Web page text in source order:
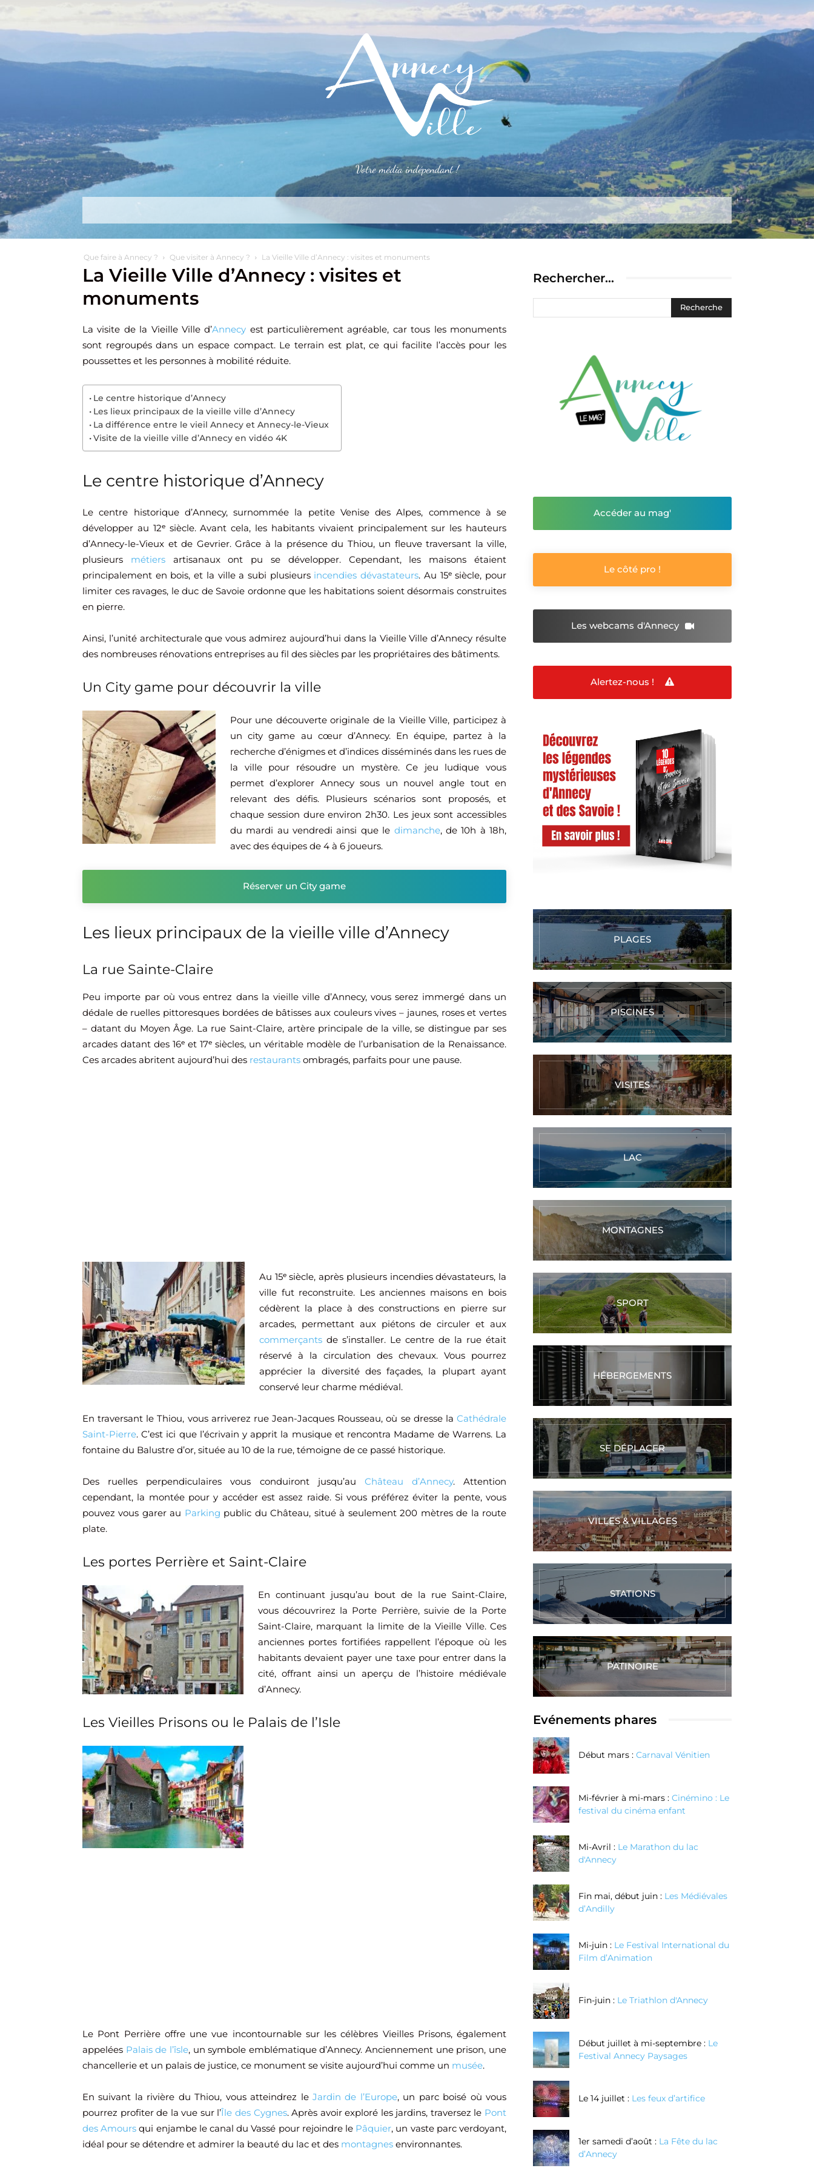
Votre média indépendant !
Alertez-nous Plus
Que faire à Annecy ? Que visiter à Annecy ? La Vieille Ville d’Annecy : visites et monuments
La Vieille Ville d’Annecy : visites et
monuments
La visite de la Vieille Ville d’Annecy est particulièrement agréable, car tous les monuments
sont regroupés dans un espace compact. Le terrain est plat, ce qui facilite l’accès pour les
poussettes et les personnes à mobilité réduite.
Le centre historique d’Annecy
Les lieux principaux de la vieille ville d’Annecy
La différence entre le vieil Annecy et Annecy-le-Vieux
Visite de la vieille ville d’Annecy en vidéo 4K
Le centre historique d’Annecy
Le centre historique d’Annecy, surnommée la petite Venise des Alpes, commence à se
développer au 12ᵉ siècle. Avant cela, les habitants vivaient principalement sur les hauteurs
d’Annecy-le-Vieux et de Gevrier. Grâce à la présence du Thiou, un fleuve traversant la ville,
plusieurs métiersartisanaux ont pu se développer. Cependant, les maisons étaient
principalement en bois, et la ville a subi plusieurs incendies dévastateurs. Au 15ᵉ siècle, pour
limiter ces ravages, le duc de Savoie ordonne que les habitations soient désormais construites
en pierre.
Ainsi, l’unité architecturale que vous admirez aujourd’hui dans la Vieille Ville d’Annecy résulte
des nombreuses rénovations entreprises au fil des siècles par les propriétaires des bâtiments.
Un City game pour découvrir la ville
Pour une découverte originale de la Vieille Ville, participez à
un city game au cœur d’Annecy. En équipe, partez à la
recherche d’énigmes et d’indices disséminés dans les rues de
la ville pour résoudre un mystère. Ce jeu ludique vous
permet d’explorer Annecy sous un nouvel angle tout en
relevant des défis. Plusieurs scénarios sont proposés, et
chaque session dure environ 2h30. Les jeux sont accessibles
du mardi au vendredi ainsi que le dimanche, de 10h à 18h,
avec des équipes de 4 à 6 joueurs.
Réserver un City game
Les lieux principaux de la vieille ville d’Annecy
La rue Sainte-Claire
Peu importe par où vous entrez dans la vieille ville d’Annecy, vous serez immergé dans un
dédale de ruelles pittoresques bordées de bâtisses aux couleurs vives – jaunes, roses et vertes
– datant du Moyen Âge. La rue Saint-Claire, artère principale de la ville, se distingue par ses
arcades datant des 16ᵉ et 17ᵉ siècles, un véritable modèle de l’urbanisation de la Renaissance.
Ces arcades abritent aujourd’hui des restaurants ombragés, parfaits pour une pause.
Au 15ᵉ siècle, après plusieurs incendies dévastateurs, la
ville fut reconstruite. Les anciennes maisons en bois
cédèrent la place à des constructions en pierre sur
arcades, permettant aux piétons de circuler et aux
commerçants de s’installer. Le centre de la rue était
réservé à la circulation des chevaux. Vous pourrez
apprécier la diversité des façades, la plupart ayant
conservé leur charme médiéval.
En traversant le Thiou, vous arriverez rue Jean-Jacques Rousseau, où se dresse la Cathédrale
Saint-Pierre. C’est ici que l’écrivain y apprit la musique et rencontra Madame de Warrens. La
fontaine du Balustre d’or, située au 10 de la rue, témoigne de ce passé historique.
Des ruelles perpendiculaires vous conduiront jusqu’au Château d’Annecy. Attention
cependant, la montée pour y accéder est assez raide. Si vous préférez éviter la pente, vous
pouvez vous garer au Parking public du Château, situé à seulement 200 mètres de la route
plate.
Les portes Perrière et Saint-Claire
En continuant jusqu’au bout de la rue Saint-Claire,
vous découvrirez la Porte Perrière, suivie de la Porte
Saint-Claire, marquant la limite de la Vieille Ville. Ces
anciennes portes fortifiées rappellent l’époque où les
habitants devaient payer une taxe pour entrer dans la
cité, offrant ainsi un aperçu de l’histoire médiévale
d’Annecy.
Les Vieilles Prisons ou le Palais de l’Isle
Le Pont Perrière offre une vue incontournable sur les célèbres Vieilles Prisons, également
appelées Palais de l’îsle, un symbole emblématique d’Annecy. Anciennement une prison, une
chancellerie et un palais de justice, ce monument se visite aujourd’hui comme un musée.
En suivant la rivière du Thiou, vous atteindrez le Jardin de l’Europe, un parc boisé où vous
pourrez profiter de la vue sur l’Île des Cygnes. Après avoir exploré les jardins, traversez le Pont
des Amours qui enjambe le canal du Vassé pour rejoindre le Pâquier, un vaste parc verdoyant,
idéal pour se détendre et admirer la beauté du lac et des montagnes environnantes.
Rechercher…
Accéder au mag'
Le côté pro !
Les webcams d'Annecy
Alertez-nous !
PLAGES
PISCINES
VISITES
LAC
MONTAGNES
SPORT
HÉBERGEMENTS
SE DÉPLACER
VILLES & VILLAGES
STATIONS
PATINOIRE
Evénements phares
Début mars : Carnaval Vénitien
Mi-février à mi-mars : Cinémino : Le
festival du cinéma enfant
Mi-Avril : Le Marathon du lac
d'Annecy
Fin mai, début juin : Les Médiévales
d’Andilly
Mi-juin : Le Festival International du
Film d’Animation
Fin-juin : Le Triathlon d'Annecy
Début juillet à mi-septembre : Le
Festival Annecy Paysages
Le 14 juillet : Les feux d’artifice
1er samedi d’août : La Fête du lac
d’Annecy